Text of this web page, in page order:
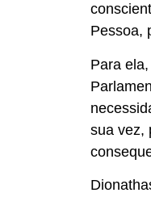
Pessoa,
Para
sua vez,